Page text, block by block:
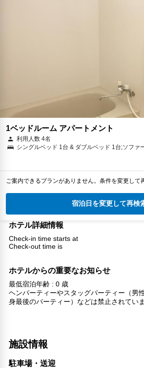
1ベッドルーム アパートメント
利用人数 4名
シングルベッド 1台 & ダブルベッド 1台;ソファ
ご案内できるプランがありません。条件を変更して
宿泊日を変更して再検
ホテル詳細情報
Check-in time starts at
Check-out time is
ホテルからの重要なお知らせ
最低宿泊年齢 : 0 歳
ヘンパーティーやスタッグパーティー（男
身最後のパーティー）などは禁止されていま
施設情報
駐車場・送迎